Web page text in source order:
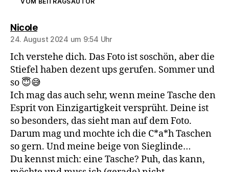
Nicolesagt:
24. August 2024 um 9:54 Uhr
Ich verstehe dich. Das Foto ist soschön, aber die
Stiefel haben dezent ups gerufen. Sommer und
so 😇😅
Ich mag das auch sehr, wenn meine Tasche den
Esprit von Einzigartigkeit versprüht. Deine ist
so besonders, das sieht man auf dem Foto.
Darum mag und mochte ich die C*a*h Taschen
so gern. Und meine beige von Sieglinde…
Du kennst mich: eine Tasche? Puh, das kann,